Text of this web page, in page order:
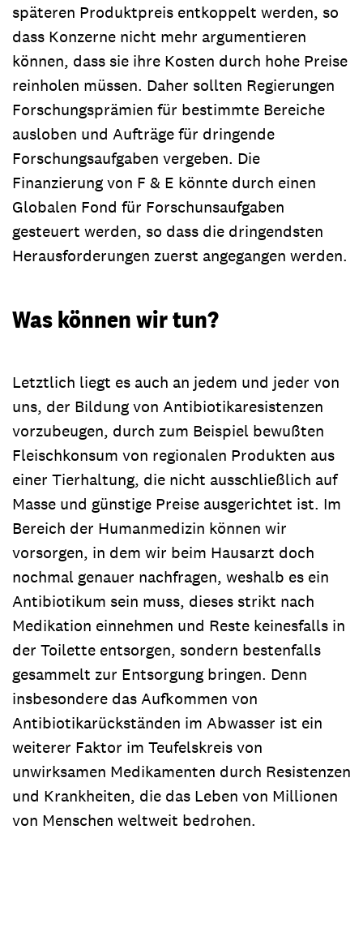
späteren Produktpreis entkoppelt werden, so
dass Konzerne nicht mehr argumentieren
können, dass sie ihre Kosten durch hohe Preise
reinholen müssen. Daher sollten Regierungen
Forschungsprämien für bestimmte Bereiche
ausloben und Aufträge für dringende
Forschungsaufgaben vergeben. Die
Finanzierung von F & E könnte durch einen
Globalen Fond für Forschunsaufgaben
gesteuert werden, so dass die dringendsten
Herausforderungen zuerst angegangen werden.
Was können wir tun?
Letztlich liegt es auch an jedem und jeder von
uns, der Bildung von Antibiotikaresistenzen
vorzubeugen, durch zum Beispiel bewußten
Fleischkonsum von regionalen Produkten aus
einer Tierhaltung, die nicht ausschließlich auf
Masse und günstige Preise ausgerichtet ist. Im
Bereich der Humanmedizin können wir
vorsorgen, in dem wir beim Hausarzt doch
nochmal genauer nachfragen, weshalb es ein
Antibiotikum sein muss, dieses strikt nach
Medikation einnehmen und Reste keinesfalls in
der Toilette entsorgen, sondern bestenfalls
gesammelt zur Entsorgung bringen. Denn
insbesondere das Aufkommen von
Antibiotikarückständen im Abwasser ist ein
weiterer Faktor im Teufelskreis von
unwirksamen Medikamenten durch Resistenzen
und Krankheiten, die das Leben von Millionen
von Menschen weltweit bedrohen.